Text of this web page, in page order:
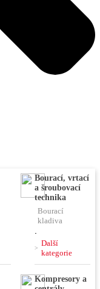
Bourací, vrtací
a šroubovací
technika
Bourací
kladiva
,
Vrtací
kladiva
kladiva
Další
kategorie
Kompresory a